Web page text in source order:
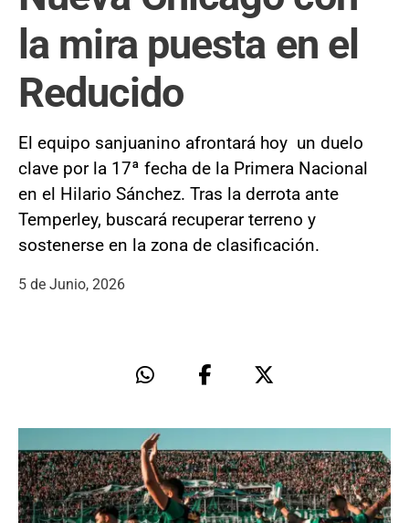
la mira puesta en el
Reducido
El equipo sanjuanino afrontará hoy un duelo
clave por la 17ª fecha de la Primera Nacional
en el Hilario Sánchez. Tras la derrota ante
Temperley, buscará recuperar terreno y
sostenerse en la zona de clasificación.
5 de Junio, 2026